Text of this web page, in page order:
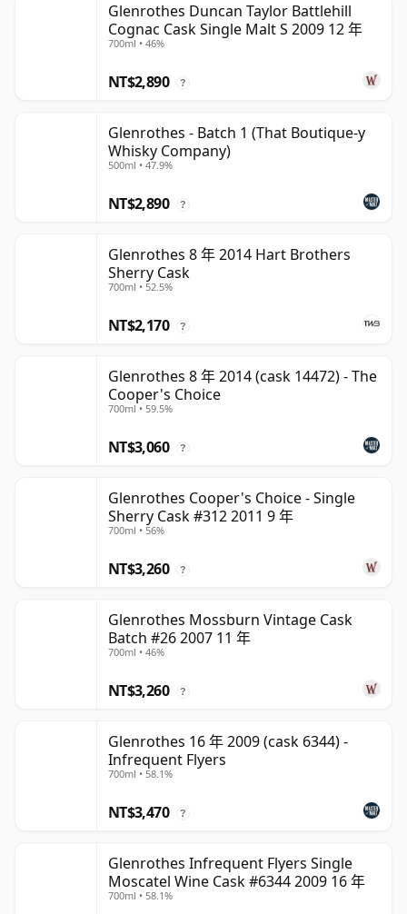
Glenrothes Duncan Taylor Battlehill
Cognac Cask Single Malt S 2009 12 年
700ml • 46%
NT$2,890 ?
Glenrothes - Batch 1 (That Boutique-y
Whisky Company)
500ml • 47.9%
NT$2,890 ?
Glenrothes 8 年 2014 Hart Brothers
Sherry Cask
700ml • 52.5%
NT$2,170 ?
Glenrothes 8 年 2014 (cask 14472) - The
Cooper's Choice
700ml • 59.5%
NT$3,060 ?
Glenrothes Cooper's Choice - Single
Sherry Cask #312 2011 9 年
700ml • 56%
NT$3,260 ?
Glenrothes Mossburn Vintage Cask
Batch #26 2007 11 年
700ml • 46%
NT$3,260 ?
Glenrothes 16 年 2009 (cask 6344) -
Infrequent Flyers
700ml • 58.1%
NT$3,470 ?
Glenrothes Infrequent Flyers Single
Moscatel Wine Cask #6344 2009 16 年
700ml • 58.1%